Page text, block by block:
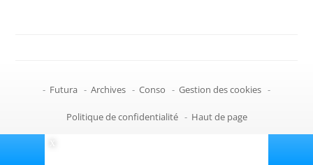
- Futura - Archives - Conso - Gestion des cookies -
Politique de confidentialité - Haut de page